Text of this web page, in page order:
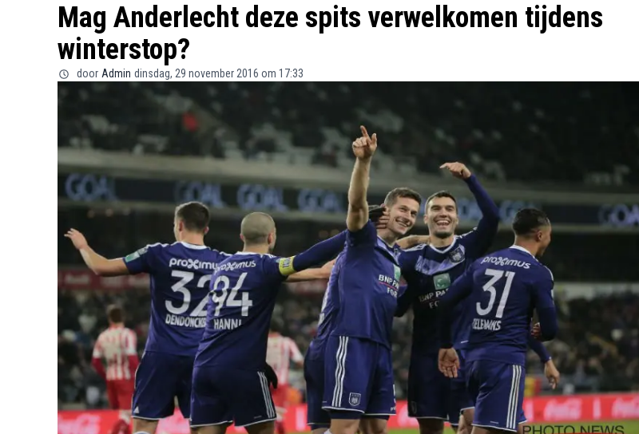
Mag Anderlecht deze spits verwelkomen tijdens
winterstop?
door Admin dinsdag, 29 november 2016 om 17:33